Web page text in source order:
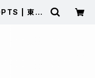
| 東海